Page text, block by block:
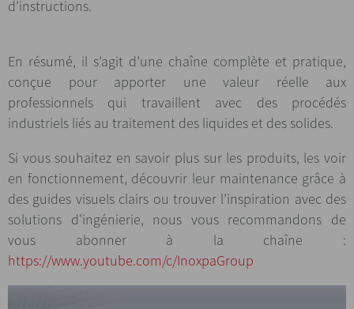
d’instructions.
En résumé, il s’agit d’une chaîne complète et pratique,
conçue pour apporter une valeur réelle aux
professionnels qui travaillent avec des procédés
industriels liés au traitement des liquides et des solides.
Si vous souhaitez en savoir plus sur les produits, les voir
en fonctionnement, découvrir leur maintenance grâce à
des guides visuels clairs ou trouver l’inspiration avec des
solutions d'ingénierie, nous vous recommandons de
vous abonner à la chaîne :
https://www.youtube.com/c/InoxpaGroup